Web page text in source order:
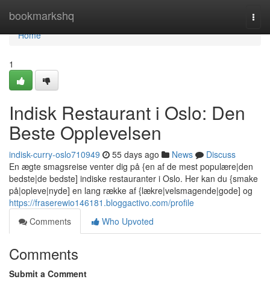
bookmarkshq
Home
Home
1
Indisk Restaurant i Oslo: Den
Beste Opplevelsen
indisk-curry-oslo710949 55 days ago News
Discuss
En ægte smagsreise venter dig på {en af de mest populære|den
bedste|de bedste] indiske restauranter i Oslo. Her kan du {smake
på|opleve|nyde] en lang række af {lækre|velsmagende|gode] og
https://fraserewio146181.bloggactivo.com/profile
Comments
Who Upvoted
Comments
Submit a Comment